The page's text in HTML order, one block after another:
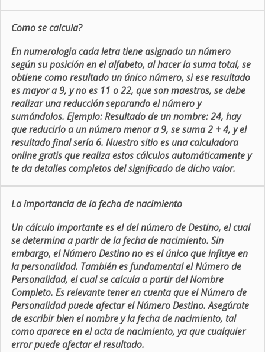
Como se calcula?
En numerologia cada letra tiene asignado un número
según su posición en el alfabeto, al hacer la suma total, se
obtiene como resultado un único número, si ese resultado
es mayor a 9, y no es 11 o 22, que son maestros, se debe
realizar una reducción separando el número y
sumándolos. Ejemplo: Resultado de un nombre: 24, hay
que reducirlo a un número menor a 9, se suma 2 + 4, y el
resultado final sería 6. Nuestro sitio es una calculadora
online gratis que realiza estos cálculos automáticamente y
te da detalles completos del significado de dicho valor.
La importancia de la fecha de nacimiento
Un cálculo importante es el del número de Destino, el cual
se determina a partir de la fecha de nacimiento. Sin
embargo, el Número Destino no es el único que influye en
la personalidad. También es fundamental el Número de
Personalidad, el cual se calcula a partir del Nombre
Completo. Es relevante tener en cuenta que el Número de
Personalidad puede afectar el Número Destino. Asegúrate
de escribir bien el nombre y la fecha de nacimiento, tal
como aparece en el acta de nacimiento, ya que cualquier
error puede afectar el resultado.